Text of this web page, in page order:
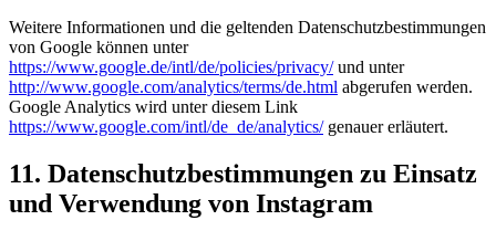
Weitere Informationen und die geltenden Datenschutzbestimmungen
von Google können unter
https://www.google.de/intl/de/policies/privacy/und unter
http://www.google.com/analytics/terms/de.html abgerufen werden.
Google Analytics wird unter diesem Link
https://www.google.com/intl/de_de/analytics/genauer erläutert.
11. Datenschutzbestimmungen zu Einsatz
und Verwendung von Instagram